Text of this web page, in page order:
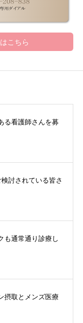
こちら
る看護師さんを募
討されている皆さ
も通常通り診療し
摂取とメンズ医療